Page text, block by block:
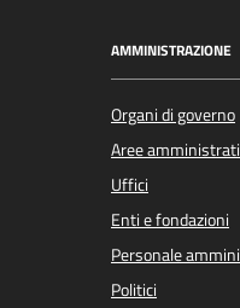
AMMINISTRAZIONE
Organi di governo
Aree
Uffici
Enti e fondazioni
Personale
Politici